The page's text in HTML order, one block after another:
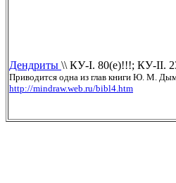
Дендриты \\ КУ-I. 80(е)!!!; КУ-II.
Приводится одна из глав книги Ю. М.
http://mindraw.web.ru/bibl4.htm